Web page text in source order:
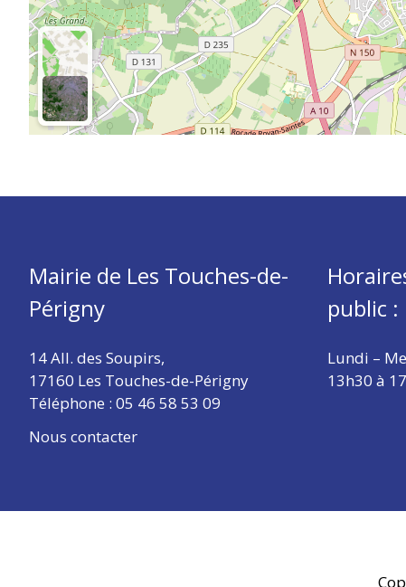
Mairie de Les Touches-de-
Périgny
14 All. des Soupirs,
17160 Les Touches-de-Périgny
Téléphone : 05 46 58 53 09
Nous contacter
public :
Lundi –
13h30 à